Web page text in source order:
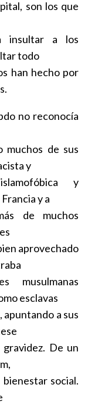
son los que
insultar a los
todo
han hecho por
no reconocía
muchos de sus
y
y
y a
de muchos
aprovechado
musulmanas
esclavas
apuntando a sus
De un
social.